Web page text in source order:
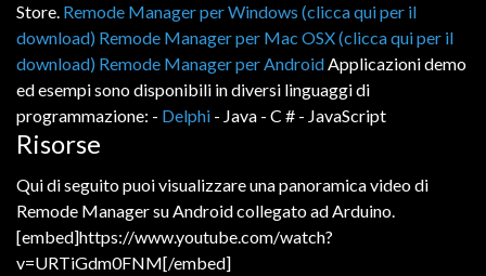
Store. Remode Manager per Windows (clicca qui per il
download) Remode Manager per Mac OSX (clicca qui per il
download) Remode Manager per AndroidApplicazionidemo
edesempisonodisponibili indiversi linguaggidi
programmazione: - Delphi - Java - C # - JavaScript
Risorse
Qui diseguitopuoi visualizzareunapanoramicavideodi
Remode ManagersuAndroidcollegatoadArduino.
[embed]https://www.youtube.com/watch?
v=URTiGdm0FNM[/embed]